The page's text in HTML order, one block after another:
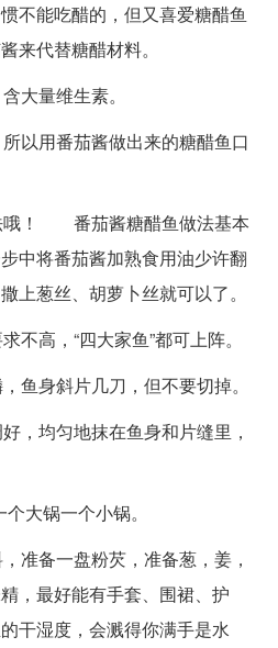
不能吃醋的，但又喜爱糖醋鱼
来代替糖醋材料。
大量维生素。
以用番茄酱做出来的糖醋鱼口
哦！ 番茄酱糖醋鱼做法基本
中将番茄酱加熟食用油少许翻
上葱丝、胡萝卜丝就可以了。
不高，“四大家鱼”都可上阵。
鱼身斜片几刀，但不要切掉。
，均匀地抹在鱼身和片缝里，
大锅一个小锅。
准备一盘粉芡，准备葱，姜，
，最好能有手套、围裙、护
干湿度，会溅得你满手是水